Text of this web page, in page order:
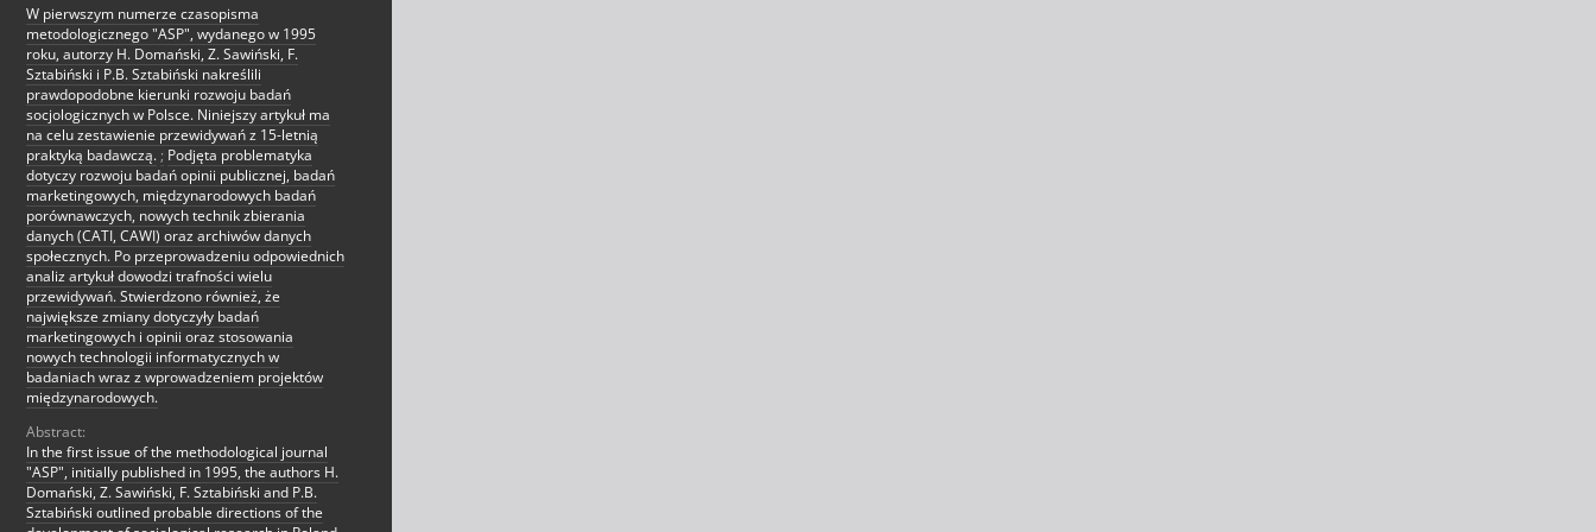
W pierwszym numerze czasopisma
metodologicznego "ASP", wydanego w 1995
roku, autorzy H. Domański, Z. Sawiński, F.
Sztabiński i P.B. Sztabiński nakreślili
prawdopodobne kierunki rozwoju badań
socjologicznych w Polsce. Niniejszy artykuł ma
na celu zestawienie przewidywań z 15-letnią
praktyką badawczą. ; Podjęta problematyka
dotyczy rozwoju badań opinii publicznej, badań
marketingowych, międzynarodowych badań
porównawczych, nowych technik zbierania
danych (CATI, CAWI) oraz archiwów danych
społecznych. Po przeprowadzeniu odpowiednich
analiz artykuł dowodzi trafności wielu
przewidywań. Stwierdzono również, że
największe zmiany dotyczyły badań
marketingowych i opinii oraz stosowania
nowych technologii informatycznych w
badaniach wraz z wprowadzeniem projektów
międzynarodowych.
Abstract:
In the first issue of the methodological journal
"ASP", initially published in 1995, the authors H.
Domański, Z. Sawiński, F. Sztabiński and P.B.
Sztabiński outlined probable directions of the